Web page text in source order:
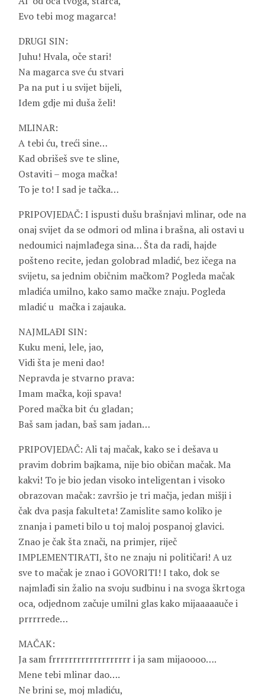
Evo tebi mog magarca!
DRUGI SIN:
Juhu! Hvala, oče stari!
Na magarca sve ću stvari
Pa na put i u svijet bijeli,
Idem gdje mi duša želi!
MLINAR:
A tebi ću, treći sine…
Kad obrišeš sve te sline,
Ostaviti – moga mačka!
To je to! I sad je tačka…
PRIPOVJEDAČ: I ispusti dušu brašnjavi mlinar, ode na
onaj svijet da se odmori od mlina i brašna, ali ostavi u
nedoumici najmlađega sina… Šta da radi, hajde
pošteno recite, jedan golobrad mladić, bez ičega na
svijetu, sa jednim običnim mačkom? Pogleda mačak
mladića umilno, kako samo mačke znaju. Pogleda
mladić u mačka i zajauka.
NAJMLAĐI SIN:
Kuku meni, lele, jao,
Vidi šta je meni dao!
Nepravda je stvarno prava:
Imam mačka, koji spava!
Pored mačka bit ću gladan;
Baš sam jadan, baš sam jadan…
PRIPOVJEDAČ: Ali taj mačak, kako se i dešava u
pravim dobrim bajkama, nije bio običan mačak. Ma
kakvi! To je bio jedan visoko inteligentan i visoko
obrazovan mačak: završio je tri mačja, jedan mišji i
čak dva pasja fakulteta! Zamislite samo koliko je
znanja i pameti bilo u toj maloj pospanoj glavici.
Znao je čak šta znači, na primjer, riječ
IMPLEMENTIRATI, što ne znaju ni političari! A uz
sve to mačak je znao i GOVORITI! I tako, dok se
najmlađi sin žalio na svoju sudbinu i na svoga škrtoga
oca, odjednom začuje umilni glas kako mijaaaaauče i
prrrrrede…
MAČAK:
Ja sam frrrrrrrrrrrrrrrrrrr i ja sam mijaoooo….
Mene tebi mlinar dao….
Ne brini se, moj mladiću,